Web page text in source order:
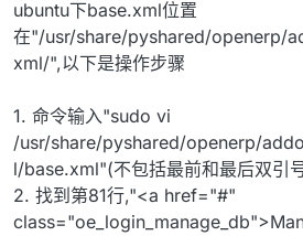
ubuntu下base.xml位置
在"/usr/share/pyshared/openerp/
xml/",以下是操作步骤
1. 命令输入"sudo vi
/usr/share/pyshared/openerp/
l/base.xml"(不包括最前和最后双引
2. 找到第81行,"<a href="#"